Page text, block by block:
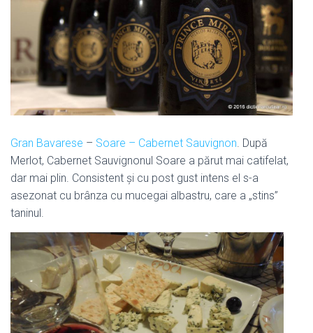
Gran Bavarese – Soare – Cabernet Sauvignon. După
Merlot, Cabernet Sauvignonul Soare a părut mai catifelat,
dar mai plin. Consistent şi cu post gust intens el s-a
asezonat cu brânza cu mucegai albastru, care a „stins”
taninul.